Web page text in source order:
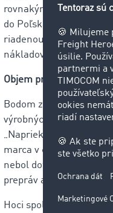
rovnakým obdobím
do Poľska dokonca o
riadenou teplotou bol o
nákladov.
Objem prepráv sa v
Bodom zlomu bolo
výrobných podnikov (s
„Napriek rastúcim
marca v celej Európe o
nebol doteraz nikdy
prepráv a voľných
Hoci spoločnosti v